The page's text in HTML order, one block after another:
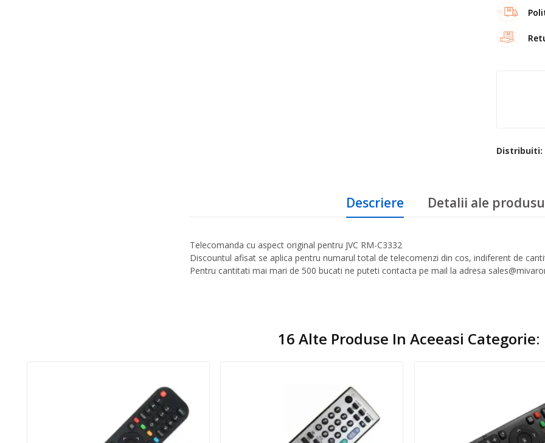
Distribuiti:
Descriere Detalii ale
Telecomanda cu aspect original pentru JVC RM-C3332
Discountul afisat se aplica pentru numarul total de telecomenzi din cos, indiferent de
Pentru cantitati mai mari de 500 bucati ne puteti contacta pe mail la adresa
16 Alte Produse In Aceeasi Categorie: